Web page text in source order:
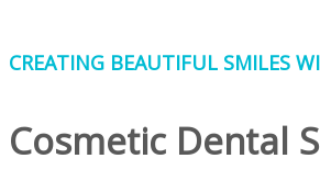
CREATING BEAUTIFUL SMILES
Cosmetic Dental